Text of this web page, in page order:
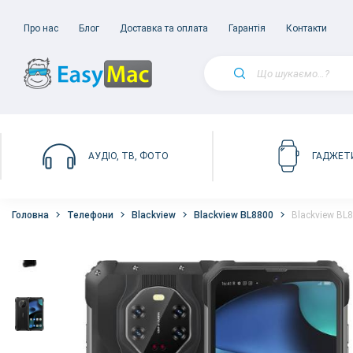
Про нас Блог Доставка та оплата Гарантія Контакти
АУДІО, ТВ, ФОТО
Головна Телефони Blackview Blackview BL8800 Blackview